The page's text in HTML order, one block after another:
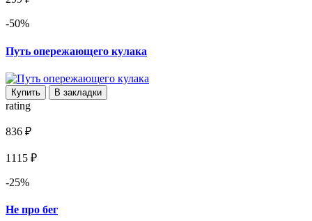
-50%
Путь опережающего кулака
Купить В закладки
rating
836 ₽
1115 ₽
-25%
Не про бег